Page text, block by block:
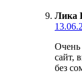
Лика
Очень
сайт,
без